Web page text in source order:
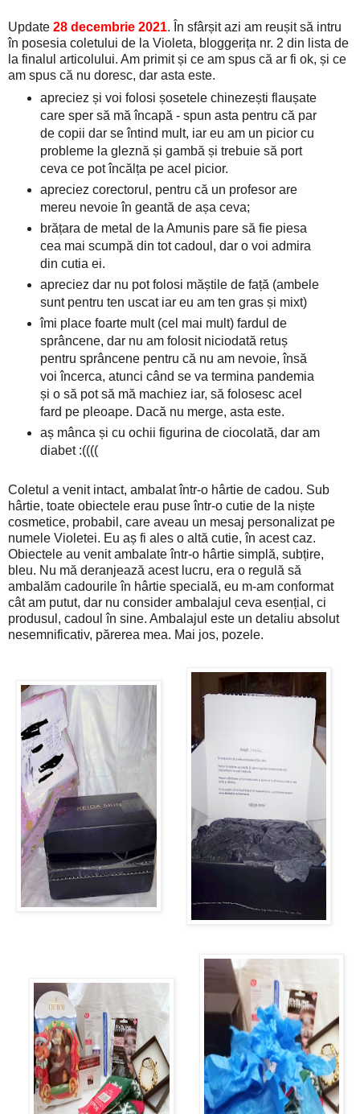
Update 28 decembrie 2021. În sfârșit azi am reușit să intru
în posesia coletului de la Violeta, bloggerița nr. 2 din lista de
la finalul articolului. Am primit și ce am spus că ar fi ok, și ce
am spus că nu doresc, dar asta este.
apreciez și voi folosi șosetele chinezești flaușate
care sper să mă încapă - spun asta pentru că par
de copii dar se întind mult, iar eu am un picior cu
probleme la gleznă și gambă și trebuie să port
ceva ce pot încălța pe acel picior.
apreciez corectorul, pentru că un profesor are
mereu nevoie în geantă de așa ceva;
brățara de metal de la Amunis pare să fie piesa
cea mai scumpă din tot cadoul, dar o voi admira
din cutia ei.
apreciez dar nu pot folosi măștile de față (ambele
sunt pentru ten uscat iar eu am ten gras și mixt)
îmi place foarte mult (cel mai mult) fardul de
sprâncene, dar nu am folosit niciodată retuș
pentru sprâncene pentru că nu am nevoie, însă
voi încerca, atunci când se va termina pandemia
și o să pot să mă machiez iar, să folosesc acel
fard pe pleoape. Dacă nu merge, asta este.
aș mânca și cu ochii figurina de ciocolată, dar am
diabet :((((
Coletul a venit intact, ambalat într-o hârtie de cadou. Sub
hârtie, toate obiectele erau puse într-o cutie de la niște
cosmetice, probabil, care aveau un mesaj personalizat pe
numele Violetei. Eu aș fi ales o altă cutie, în acest caz.
Obiectele au venit ambalate într-o hârtie simplă, subțire,
bleu. Nu mă deranjează acest lucru, era o regulă să
ambalăm cadourile în hârtie specială, eu m-am conformat
cât am putut, dar nu consider ambalajul ceva esențial, ci
produsul, cadoul în sine. Ambalajul este un detaliu absolut
nesemnificativ, părerea mea. Mai jos, pozele.